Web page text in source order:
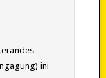
ini